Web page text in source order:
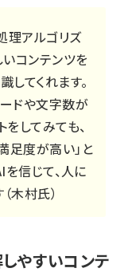
アルゴリズ
コンテンツを
てくれます。
ドや文字数が
してみても、
足度が高い」と
信じて、人に
木村氏）
やすいコンテ